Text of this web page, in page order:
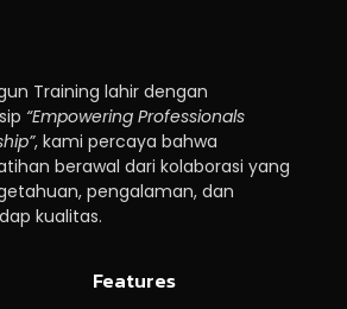
Training lahir dengan
“Empowering Professionals
, kami percaya bahwa
berawal dari kolaborasi yang
pengalaman, dan
kualitas.
Features